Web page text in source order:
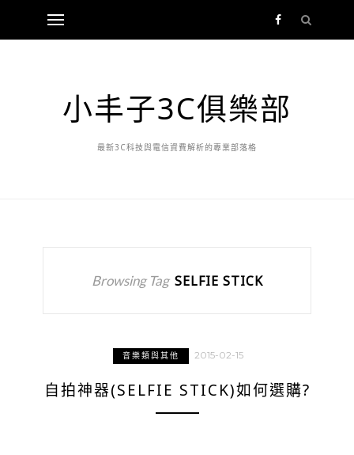
小丰子3C俱樂部
最新3C科技與電信資費解析的專業部落格
Browsing Tag SELFIE STICK
音樂類與其他 2015-02-15
自拍神器(SELFIE STICK)如何選購?